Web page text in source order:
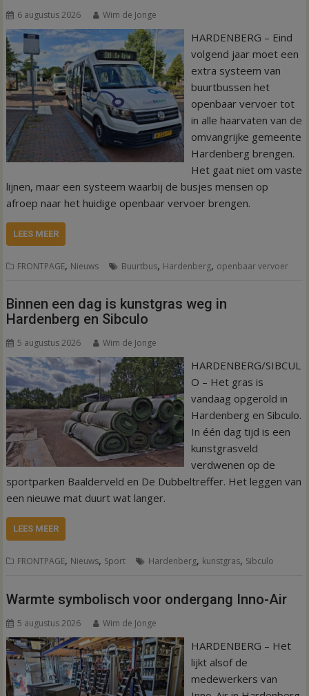
6 augustus 2026 Wim de Jonge
HARDENBERG – Eind
volgend jaar moet een
extra systeem van
buurtbussen het
openbaar vervoer tot
in alle haarvaten van de
omvangrijke gemeente
Hardenberg brengen.
Het gaat niet om vaste
lijnen, maar een systeem waarbij de busjes mensen op
afroep naar het huidige openbaar vervoer brengen.
LEES MEER
FRONTPAGE, Nieuws Buurtbus, Hardenberg, openbaar vervoer
Binnen een dag is kunstgras weg in
Hardenberg en Sibculo
5 augustus 2026 Wim de Jonge
HARDENBERG/SIBCUL
O – Het gras is
vandaag opgerold in
Hardenberg en Sibculo.
In één dag tijd is een
kunstgrasveld
verdwenen op de
sportparken Baalderveld en De Dubbeltreffer. Het leggen van
een nieuwe mat duurt wat langer.
LEES MEER
FRONTPAGE, Nieuws, Sport Hardenberg, kunstgras, Sibculo
Warmte symbolisch voor ondergang Inno-Air
5 augustus 2026 Wim de Jonge
HARDENBERG – Het
lijkt alsof de
medewerkers van